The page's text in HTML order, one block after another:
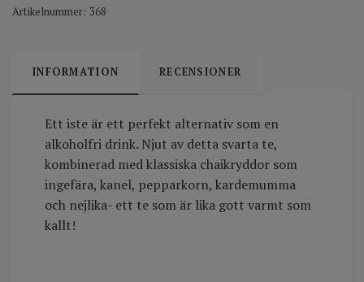
Artikelnummer: 368
INFORMATION RECENSIONER
Ett iste är ett perfekt alternativ som en
alkoholfri drink. Njut av detta svarta te,
kombinerad med klassiska chaikryddor som
ingefära, kanel, pepparkorn, kardemumma
och nejlika- ett te som är lika gott varmt som
kallt!